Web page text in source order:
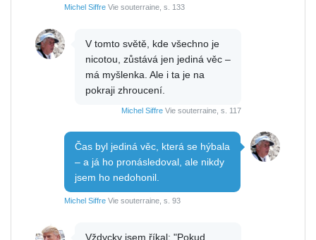
Michel Siffre Vie souterraine, s. 133
V tomto světě, kde všechno je
nicotou, zůstává jen jediná věc –
má myšlenka. Ale i ta je na
pokraji zhroucení.
Michel Siffre Vie souterraine, s. 117
Čas byl jediná věc, která se hýbala
– a já ho pronásledoval, ale nikdy
jsem ho nedohonil.
Michel Siffre Vie souterraine, s. 93
Vždycky jsem říkal: "Pokud